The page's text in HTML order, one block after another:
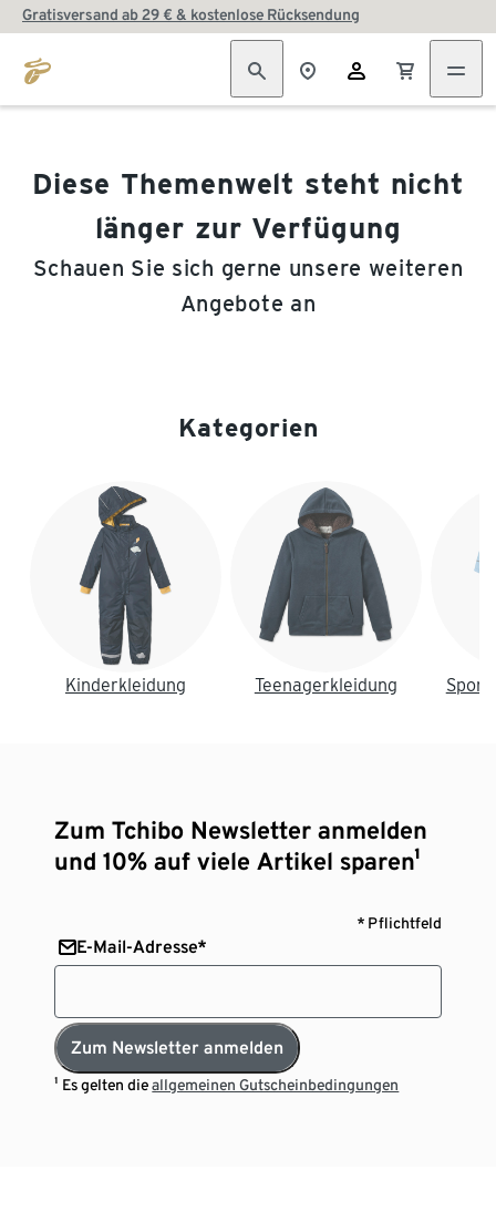
Gratisversand ab 29 € & kostenlose Rücksendung
Diese Themenwelt steht nicht
länger zur Verfügung
Schauen Sie sich gerne unsere weiteren
Angebote an
Kategorien
Kinderkleidung Teenagerkleidung
Zum Tchibo Newsletter anmelden
und 10% auf viele Artikel sparen¹
* Pflichtfeld
E-Mail-Adresse*
Zum Newsletter anmelden
¹ Es gelten dieallgemeinen Gutscheinbedingungen